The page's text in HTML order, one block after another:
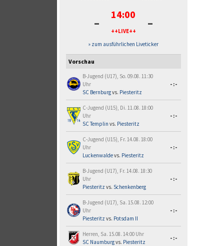
- 14:00
++LIVE++ -
» zum ausführlichen Liveticker
Vorschau
B-Jugend (U17), So. 09.08. 11:30
Uhr
SC Bernburgvs. Piesteritz
-:-
C-Jugend (U15), Di. 11.08. 18:00
Uhr
SC Templin vs. Piesteritz
-:-
C-Jugend (U15), Fr. 14.08. 18:00
Uhr
Luckenwaldevs. Piesteritz
-:-
B-Jugend (U17), Fr. 14.08. 18:30
Uhr
Piesteritz vs. Schenkenberg
-:-
B-Jugend (U17), Sa. 15.08. 12:00
Uhr
Piesteritz vs. Potsdam II
-:-
Herren, Sa. 15.08. 14:00 Uhr
SC Naumburgvs. Piesteritz
-:-